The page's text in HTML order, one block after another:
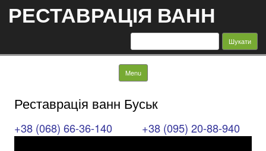
РЕСТАВРАЦІЯ ВАНН
Пошук:
Menu Skip to content
Реставрація ванн Буськ
+38 (068) 66-36-140 +38 (095) 20-88-940